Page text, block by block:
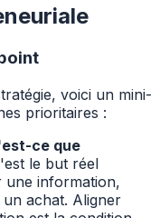
voici un mini-
prioritaires :
ce que
le but réel
une information,
achat. Aligner